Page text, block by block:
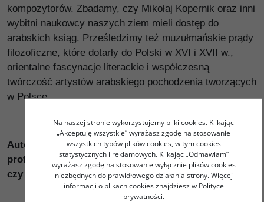
kompozytorów. Zbadamy, czy Mikołaj Kopernik oraz inni
wybitni naukowcy naszych ziem mieli dostęp do
arabskich ksiąg. Prześledzimy też muzułmańskie prądy
filozoficzne, które dotarły do Polski w XVI i XVII w.,
orientalne fascynacje literackie i współczesną
twórczość artystów arabskiego pochodzenia tworzących
w Polsce.
Autorami artykułów są m.in. prof. Janusz Danecki,
prof. Katarzyna Pachniak, prof. Krzysztof Gajewski
czy prof. Ewa Machut-Mendecka.
Na naszej stronie wykorzystujemy pliki cookies. Klikając
„Akceptuję wszystkie” wyrażasz zgodę na stosowanie
wszystkich typów plików cookies, w tym cookies
statystycznych i reklamowych. Klikając „Odmawiam”
wyrażasz zgodę na stosowanie wyłącznie plików cookies
niezbędnych do prawidłowego działania strony. Więcej
informacji o plikach cookies znajdziesz w Polityce
prywatności.